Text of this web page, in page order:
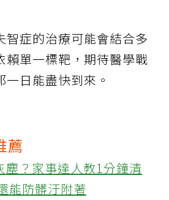
智症的治療可能會結合多
賴單一標靶，期待醫學戰
日能盡快到來。
薦
塵？家事達人教1分鐘清
能防髒汙附著